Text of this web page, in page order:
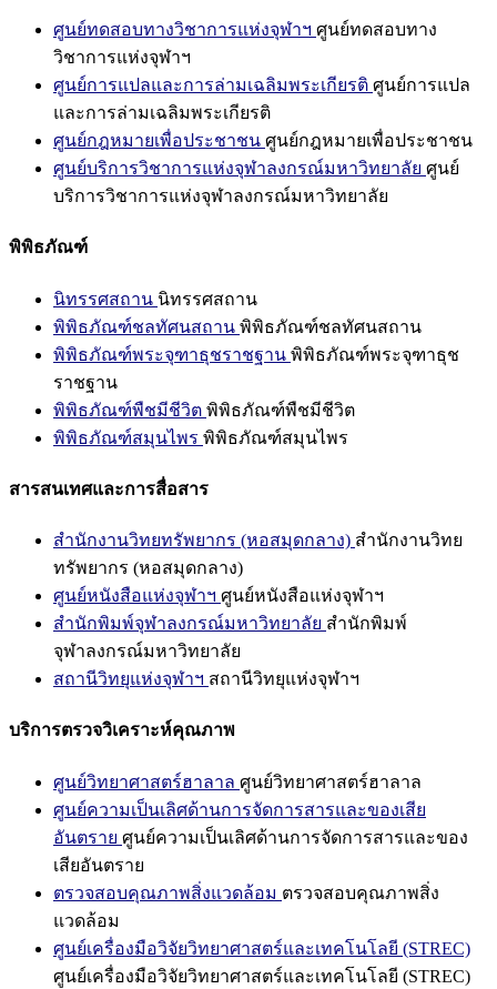
ศูนย์ทดสอบทางวิชาการแห่งจุฬาฯ ศูนย์ทดสอบทาง
วิชาการแห่งจุฬาฯ
ศูนย์การแปลและการล่ามเฉลิมพระเกียรติ ศูนย์การแปล
และการล่ามเฉลิมพระเกียรติ
ศูนย์กฎหมายเพื่อประชาชน ศูนย์กฎหมายเพื่อประชาชน
ศูนย์บริการวิชาการแห่งจุฬาลงกรณ์มหาวิทยาลัย ศูนย์
บริการวิชาการแห่งจุฬาลงกรณ์มหาวิทยาลัย
พิพิธภัณฑ์
นิทรรศสถาน นิทรรศสถาน
พิพิธภัณฑ์ชลทัศนสถาน พิพิธภัณฑ์ชลทัศนสถาน
พิพิธภัณฑ์พระจุฑาธุชราชฐาน พิพิธภัณฑ์พระจุฑาธุช
ราชฐาน
พิพิธภัณฑ์พืชมีชีวิต พิพิธภัณฑ์พืชมีชีวิต
พิพิธภัณฑ์สมุนไพร พิพิธภัณฑ์สมุนไพร
สารสนเทศและการสื่อสาร
สำนักงานวิทยทรัพยากร (หอสมุดกลาง) สำนักงานวิทย
ทรัพยากร (หอสมุดกลาง)
ศูนย์หนังสือแห่งจุฬาฯ ศูนย์หนังสือแห่งจุฬาฯ
สำนักพิมพ์จุฬาลงกรณ์มหาวิทยาลัย สำนักพิมพ์
จุฬาลงกรณ์มหาวิทยาลัย
สถานีวิทยุแห่งจุฬาฯ สถานีวิทยุแห่งจุฬาฯ
บริการตรวจวิเคราะห์คุณภาพ
ศูนย์วิทยาศาสตร์ฮาลาล ศูนย์วิทยาศาสตร์ฮาลาล
ศูนย์ความเป็นเลิศด้านการจัดการสารและของเสีย
อันตราย ศูนย์ความเป็นเลิศด้านการจัดการสารและของ
เสียอันตราย
ตรวจสอบคุณภาพสิ่งแวดล้อม ตรวจสอบคุณภาพสิ่ง
แวดล้อม
ศูนย์เครื่องมือวิจัยวิทยาศาสตร์และเทคโนโลยี (STREC)
ศูนย์เครื่องมือวิจัยวิทยาศาสตร์และเทคโนโลยี (STREC)